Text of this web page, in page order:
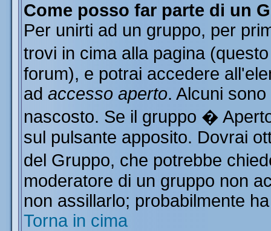
Come posso far parte di un
Per unirti ad un gruppo, per
trovi in cima alla pagina
forum), e potrai accedere
ad accesso aperto. Alcuni
nascosto. Se il gruppo �
sul pulsante apposito. Dovrai
del Gruppo, che potrebbe
moderatore di un gruppo non
non assillarlo; probabilmente
Torna in cima